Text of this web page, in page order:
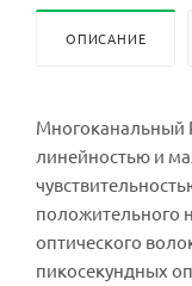
ОПИСАНИЕ
Многоканальный
линейностью и
положительного
оптического
пикосекундных